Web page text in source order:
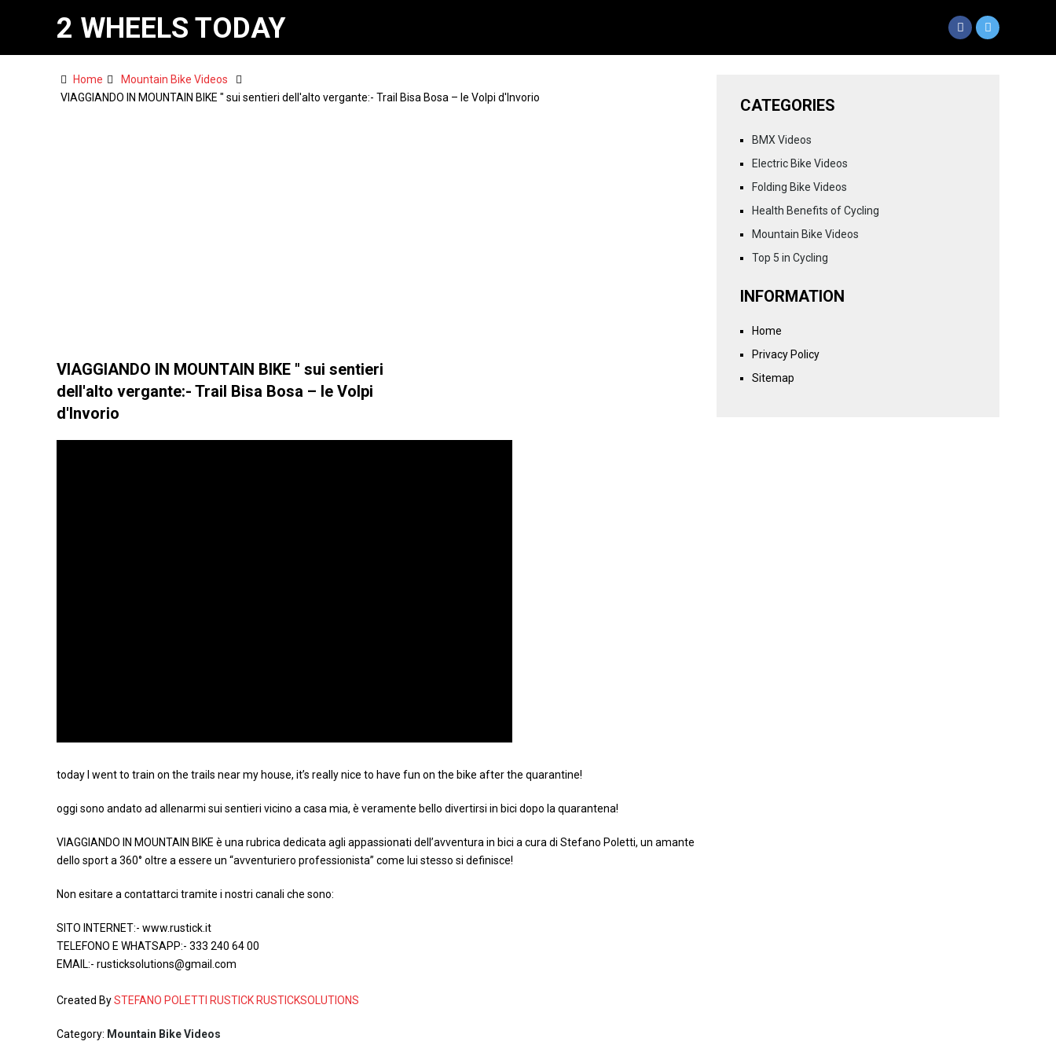
2 WHEELS TODAY
Home
Mountain Bike Videos
VIAGGIANDO IN MOUNTAIN BIKE " sui sentieri dell'alto vergante:- Trail Bisa Bosa – le Volpi d'Invorio
VIAGGIANDO IN MOUNTAIN BIKE " sui sentieri
dell'alto vergante:- Trail Bisa Bosa – le Volpi
d'Invorio
today I went to train on the trails near my house, it’s really nice to have fun on the bike after the quarantine!
oggi sono andato ad allenarmi sui sentieri vicino a casa mia, è veramente bello divertirsi in bici dopo la quarantena!
VIAGGIANDO IN MOUNTAIN BIKE è una rubrica dedicata agli appassionati dell’avventura in bici a cura di Stefano Poletti, un amante
dello sport a 360° oltre a essere un “avventuriero professionista” come lui stesso si definisce!
Non esitare a contattarci tramite i nostri canali che sono:
SITO INTERNET:- www.rustick.it
TELEFONO E WHATSAPP:- 333 240 64 00
EMAIL:- rusticksolutions@gmail.com
Created BySTEFANO POLETTI RUSTICK RUSTICKSOLUTIONS
Category: Mountain Bike Videos
CATEGORIES
BMX Videos
Electric Bike Videos
Folding Bike Videos
Health Benefits of Cycling
Mountain Bike Videos
Top 5 in Cycling
INFORMATION
Home
Privacy Policy
Sitemap